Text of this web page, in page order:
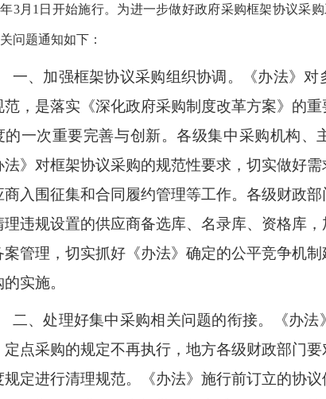
3月1日开始施行。 为进一步做好政府采购框架协议采购
问题通知如下：
一、加强框架协议采购组织协调。
《办法》
范，是落实《深化政府采购制度改革方案》的
的一次重要完善与创新。各级集中采购机构、
法》对框架协议采购的规范性要求，切实做好
商入围征集和合同履约管理等工作。各级财政
理违规设置的供应商备选库、名录库、资格库
案管理，切实抓好《办法》确定的公平竞争机
实施。
二、处理好集中采购相关问题的衔接。 《办
定点采购的规定不再执行， 地方各级财政部门
定进行清理规范。
《办法》 施行前订立的协议